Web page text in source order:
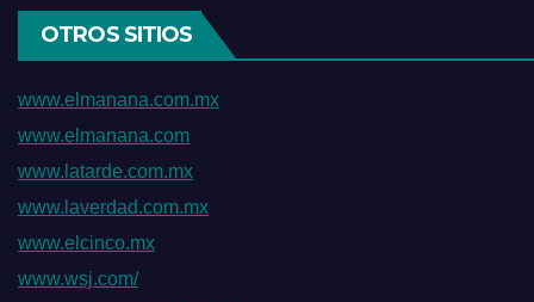
OTROS SITIOS
www.elmanana.com.mx
www.elmanana.com
www.latarde.com.mx
www.laverdad.com.mx
www.elcinco.mx
www.wsj.com/